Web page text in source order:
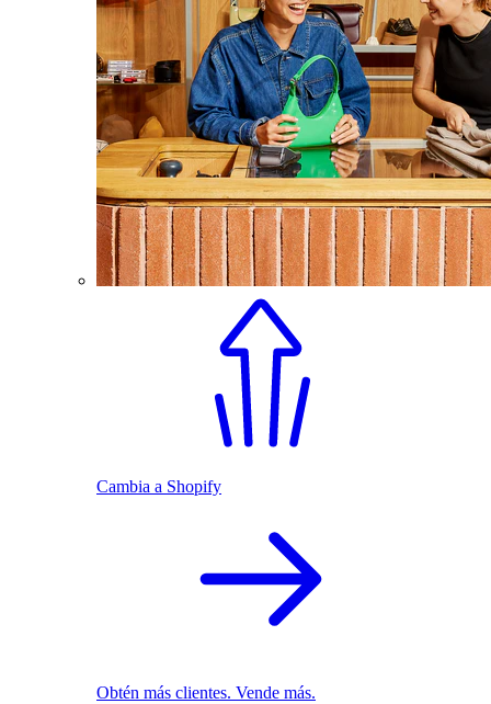
Cambia a Shopify
Obtén más clientes. Vende más.